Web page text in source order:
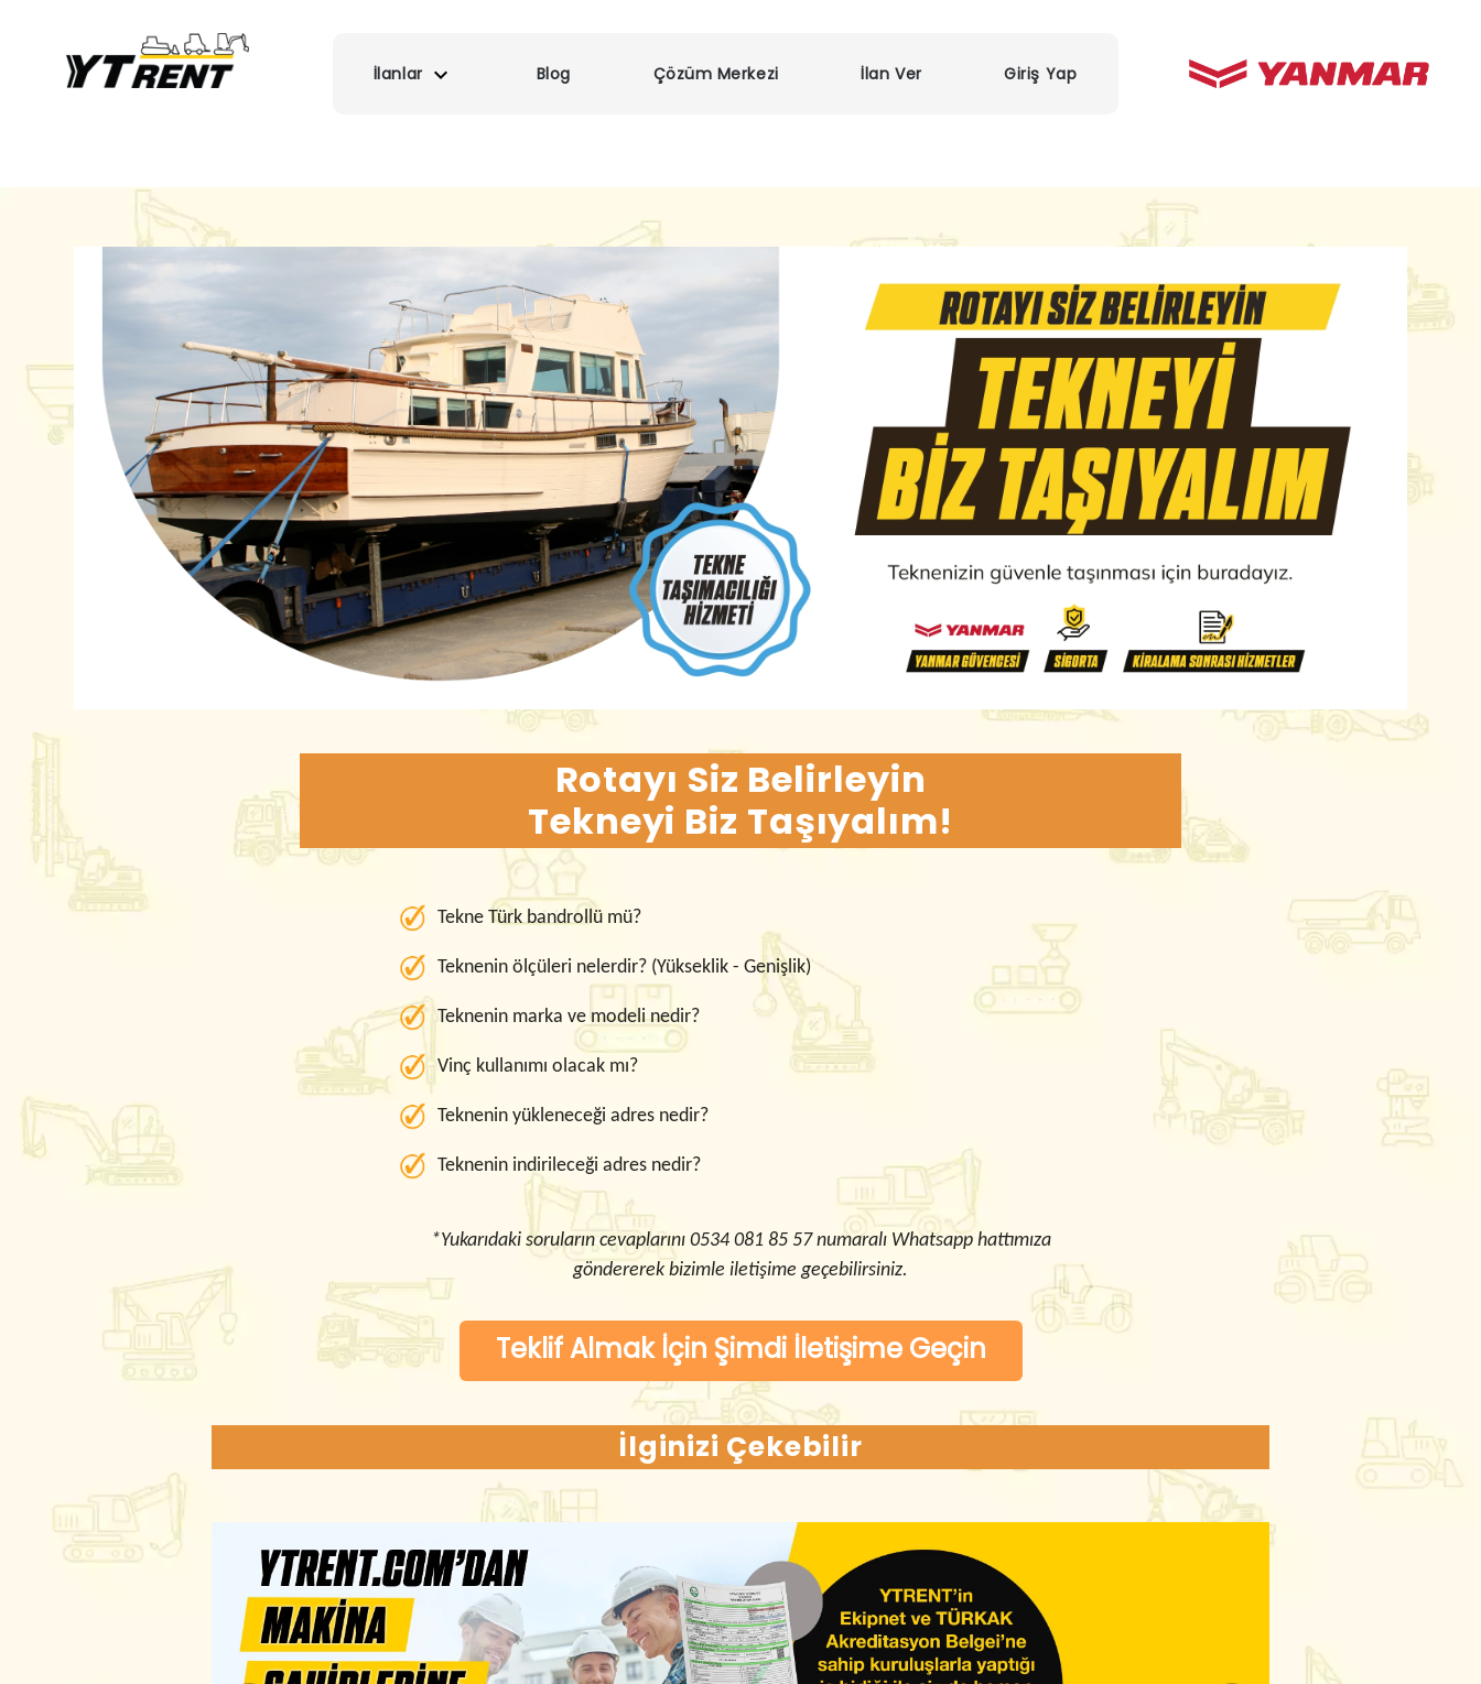
İlanlar Blog Çözüm Merkezi İlan Ver Giriş Yap
Rotayı Siz Belirleyin
Tekneyi Biz Taşıyalım!
Tekne Türk bandrollü mü?
Teknenin ölçüleri nelerdir? (Yükseklik - Genişlik)
Teknenin marka ve modeli nedir?
Vinç kullanımı olacak mı?
Teknenin yükleneceği adres nedir?
Teknenin indirileceği adres nedir?
*Yukarıdaki soruların cevaplarını 0534 081 85 57 numaralı Whatsapp hattımıza
göndererek bizimle iletişime geçebilirsiniz.
Teklif Almak İçin Şimdi İletişime Geçin
İlginizi Çekebilir